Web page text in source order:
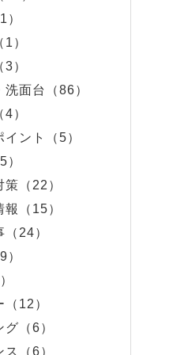
）
）
）
面台（86）
）
ント（5）
）
（22）
（15）
24）
）
12）
（6）
ス（6）